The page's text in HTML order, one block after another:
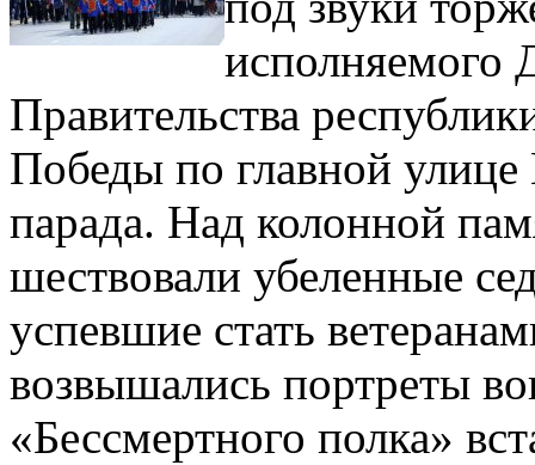
исполняемого
Правительства
Победы по главной
парада. Над колонной
шествовали убеленные
успевшие стать
возвышались портреты
«Бессмертного полка»